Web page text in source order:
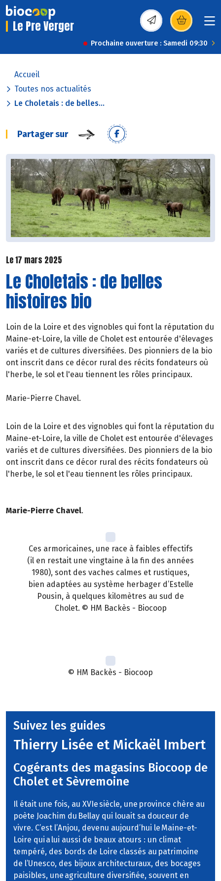
Le Pre Verger (s’ouvre dans une
Prochaine ouverture : Samedi 09:30
Accueil
Toutes nos actualités
Le Choletais : de belles...
Partager sur
Le 17 mars 2025
Le Choletais : de belles
histoires bio
Loin de la Loire et des vignobles qui font la réputation du
Maine-et-Loire, la ville de Cholet est entourée d'élevages
variés et de cultures diversifiées. Des pionniers de la bio
ont inscrit dans ce décor rural des récits fondateurs où
l'herbe, le sol et l'eau tiennent les rôles principaux.
Marie-Pierre Chavel.
Loin de la Loire et des vignobles qui font la réputation du
Maine-et-Loire, la ville de Cholet est entourée d'élevages
variés et de cultures diversifiées. Des pionniers de la bio
ont inscrit dans ce décor rural des récits fondateurs où
l'herbe, le sol et l'eau tiennent les rôles principaux.
Marie-Pierre Chavel.
Ces armoricaines, une race à faibles effectifs
(il en restait une vingtaine à la fin des années
1980), sont des vaches calmes et rustiques,
bien adaptées au système herbager d’Estelle
Pousin, à quelques kilomètres au sud de
Cholet. © HM Backès - Biocoop
© HM Backès - Biocoop
Suivez les guides
Thierry Lisée et Mickaël Imbert
Cogérants des magasins Biocoop de
Cholet et Sèvremoine
Il était une fois, au XVIe siècle, une province chère au
poète Joachim du Bellay qui louait sa douceur de
vivre. C’est l’Anjou, devenu aujourd’hui le Maine-et-
Loire qui a lui aussi de beaux atours : un climat
tempéré, des bords de Loire classés au patrimoine
de l’Unesco, des bijoux architecturaux, des bocages
paisibles, une agriculture diversifiée, souvent en